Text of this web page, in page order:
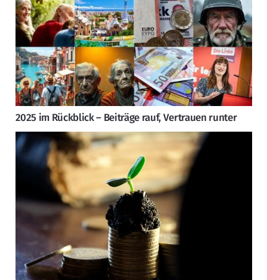
2025 im Rückblick – Beiträge rauf, Vertrauen runter